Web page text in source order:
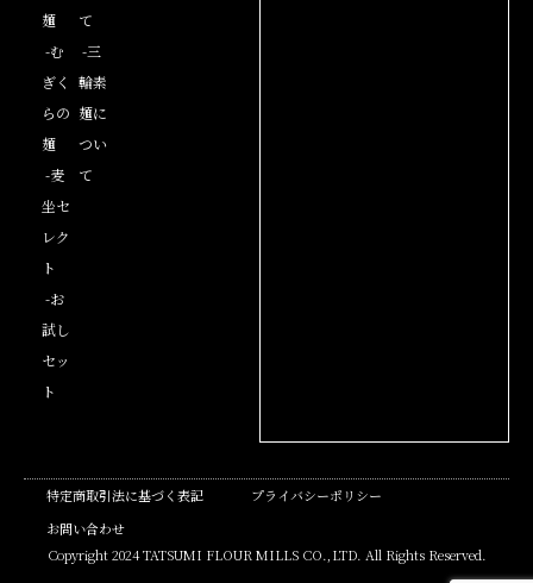
麺
-む
ぎく
らの
麺
-麦
坐セ
レク
ト
-お
試し
セッ
ト
て
-三
輪素
麺に
つい
て
特定商取引法に基づく表記
プライバシーポリシー
お問い合わせ
Copyright 2024 TATSUMI FLOUR MILLS CO.,LTD. All Rights Reserved.